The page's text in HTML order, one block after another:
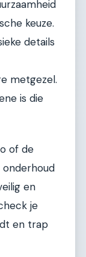
keuze.
details
metgezel.
is die
of de
en
je
en trap